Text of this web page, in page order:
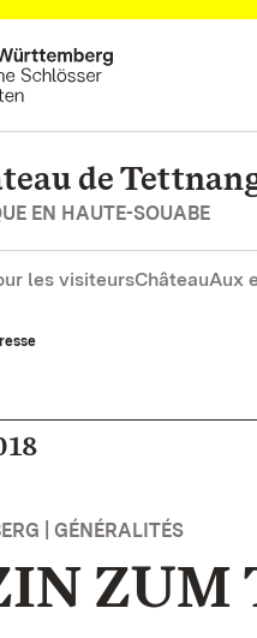
de
EN HAUTE-SOUABE
les visiteursChâteauAux
| GÉNÉRALITÉS
ZUM